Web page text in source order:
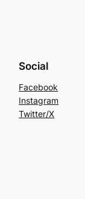
Social
Facebook
Instagram
Twitter/X